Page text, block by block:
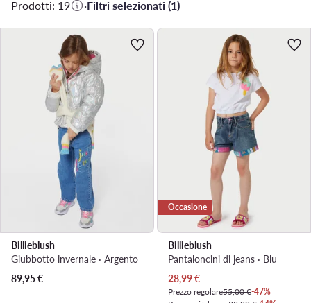
Prodotti: 19 ·Filtri selezionati (1)
Billieblush
Giubbotto invernale · Argento
89,95€
Occasione
Billieblush
Pantaloncini di jeans · Blu
Prezzo attuale
28,99€
Prezzo regolare55,00 €-47%